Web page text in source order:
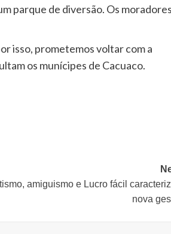
parque de diversão. Os
isso, prometemos voltar com a
os munícipes de Cacuaco.
amiguismo e Lucro fácil
nova